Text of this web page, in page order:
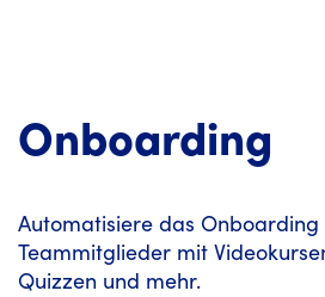
Onboarding
Automatisiere das
Teammitglieder mit
Quizzen und mehr.